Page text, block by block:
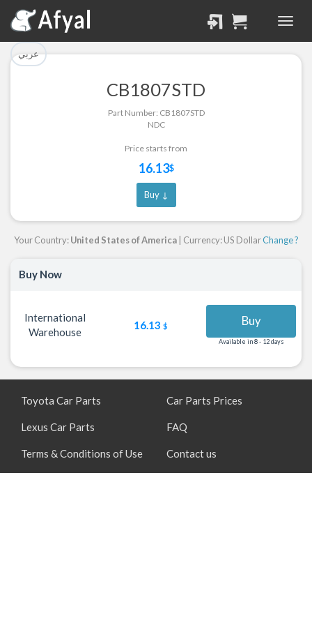
عربي
CB1807STD
Part Number: CB1807STD
NDC
Price starts from
16.13$
Buy ↓
Your Country:United States of America| Currency: US DollarChange ?
Buy Now
International
Warehouse
16.13 $ Buy
Available in 8 - 12 days
تم إضافة القطعة بنجاح.
Part Successfully
Selected
تم إضافة القطعة للسلة
بنجاح.
Part Added to Cart
Toyota Car Parts
Lexus Car Parts
Terms & Conditions of Use
Car Parts Prices
FAQ
Contact us